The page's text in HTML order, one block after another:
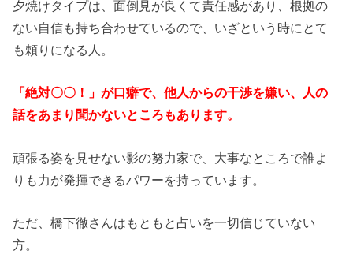
夕焼けタイプは、面倒見が良くて責任感があり、根拠の
ない自信も持ち合わせているので、いざという時にとて
も頼りになる人。
「絶対〇〇！」が口癖で、他人からの干渉を嫌い、人の
話をあまり聞かないところもあります。
頑張る姿を見せない影の努力家で、大事なところで誰よ
りも力が発揮できるパワーを持っています。
ただ、橋下徹さんはもともと占いを一切信じていない
方。